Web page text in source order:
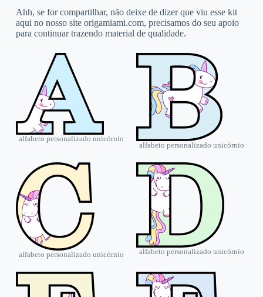
Ahh, se for compartilhar, não deixe de dizer que viu esse kit
aqui no nosso site origamiami.com, precisamos do seu apoio
para continuar trazendo material de qualidade.
alfabeto personalizado unicórnio
alfabeto personalizado unicórnio
alfabeto personalizado unicórnio alfabeto personalizado unicórnio